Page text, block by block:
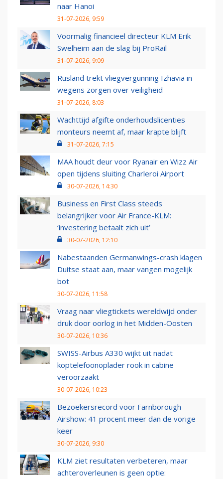
naar Hanoi
31-07-2026, 9:59
Voormalig financieel directeur KLM Erik
Swelheim aan de slag bij ProRail
31-07-2026, 9:09
Rusland trekt vliegvergunning Izhavia in
wegens zorgen over veiligheid
31-07-2026, 8:03
Wachttijd afgifte onderhoudslicenties
monteurs neemt af, maar krapte blijft
31-07-2026, 7:15
MAA houdt deur voor Ryanair en Wizz Air
open tijdens sluiting Charleroi Airport
30-07-2026, 14:30
Business en First Class steeds
belangrijker voor Air France-KLM:
‘investering betaalt zich uit’
30-07-2026, 12:10
Nabestaanden Germanwings-crash klagen
Duitse staat aan, maar vangen mogelijk
bot
30-07-2026, 11:58
Vraag naar vliegtickets wereldwijd onder
druk door oorlog in het Midden-Oosten
30-07-2026, 10:36
SWISS-Airbus A330 wijkt uit nadat
koptelefoonoplader rook in cabine
veroorzaakt
30-07-2026, 10:23
Bezoekersrecord voor Farnborough
Airshow: 41 procent meer dan de vorige
keer
30-07-2026, 9:30
KLM ziet resultaten verbeteren, maar
achteroverleunen is geen optie: